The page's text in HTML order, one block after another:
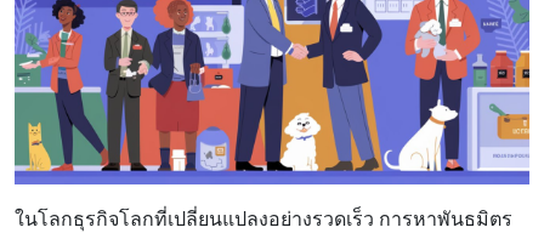
ในโลกธุรกิจโลกที่เปลี่ยนแปลงอย่างรวดเร็ว การหาพันธมิตร